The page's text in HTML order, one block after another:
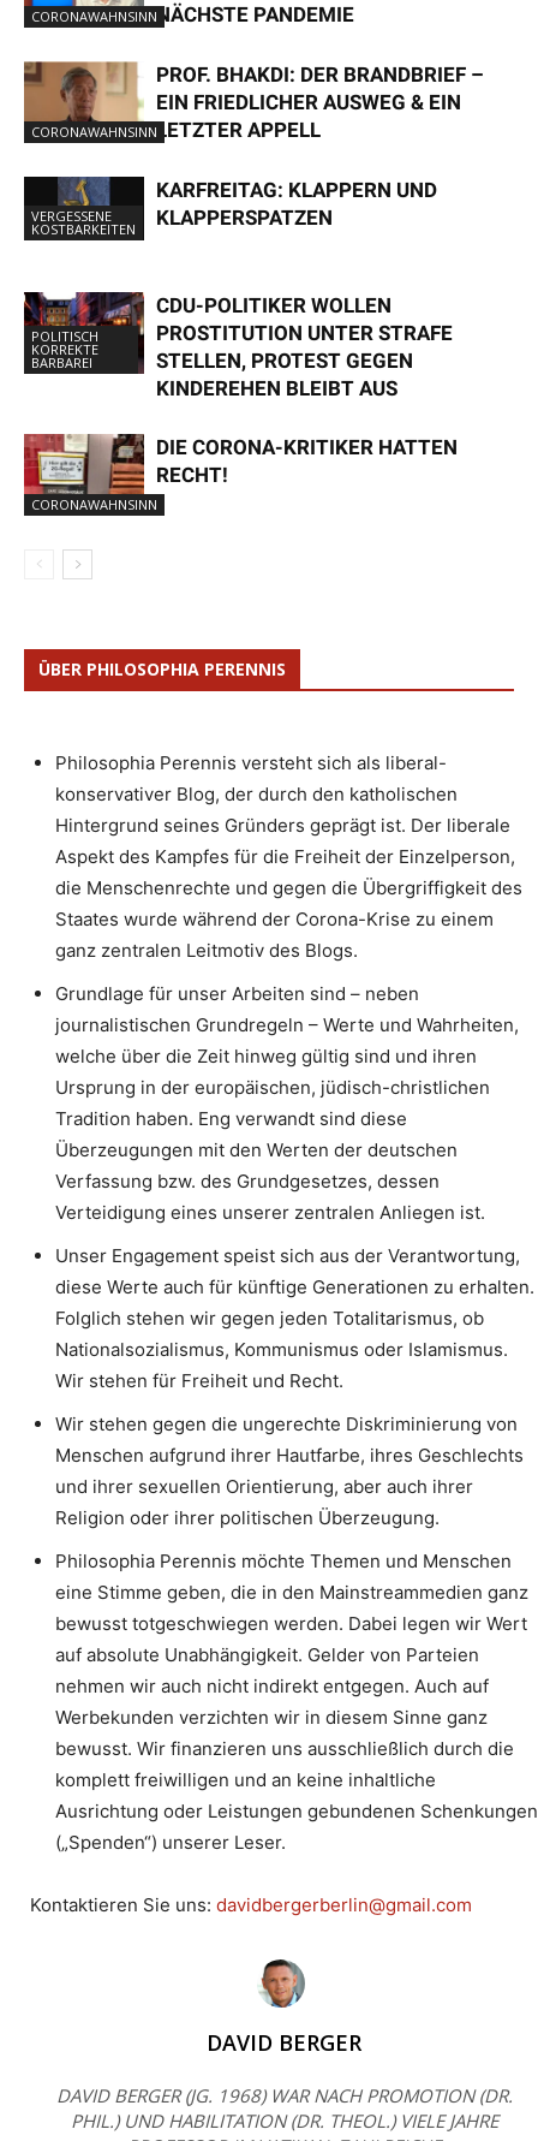
CORONAWAHNSINNNÄCHSTE PANDEMIE
CORONAWAHNSINN
PROF. BHAKDI: DER BRANDBRIEF –
EIN FRIEDLICHER AUSWEG & EIN
LETZTER APPELL
VERGESSENE
KOSTBARKEITEN
KARFREITAG: KLAPPERN UND
KLAPPERSPATZEN
POLITISCH
KORREKTE
BARBAREI
CDU-POLITIKER WOLLEN
PROSTITUTION UNTER STRAFE
STELLEN, PROTEST GEGEN
KINDEREHEN BLEIBT AUS
CORONAWAHNSINN
DIE CORONA-KRITIKER HATTEN
RECHT!
ÜBER PHILOSOPHIA PERENNIS
Philosophia Perennis versteht sich als liberal-
konservativer Blog, der durch den katholischen
Hintergrund seines Gründers geprägt ist. Der liberale
Aspekt des Kampfes für die Freiheit der Einzelperson,
die Menschenrechte und gegen die Übergriffigkeit des
Staates wurde während der Corona-Krise zu einem
ganz zentralen Leitmotiv des Blogs.
Grundlage für unser Arbeiten sind – neben
journalistischen Grundregeln – Werte und Wahrheiten,
welche über die Zeit hinweg gültig sind und ihren
Ursprung in der europäischen, jüdisch-christlichen
Tradition haben. Eng verwandt sind diese
Überzeugungen mit den Werten der deutschen
Verfassung bzw. des Grundgesetzes, dessen
Verteidigung eines unserer zentralen Anliegen ist.
Unser Engagement speist sich aus der Verantwortung,
diese Werte auch für künftige Generationen zu erhalten.
Folglich stehen wir gegen jeden Totalitarismus, ob
Nationalsozialismus, Kommunismus oder Islamismus.
Wir stehen für Freiheit und Recht.
Wir stehen gegen die ungerechte Diskriminierung von
Menschen aufgrund ihrer Hautfarbe, ihres Geschlechts
und ihrer sexuellen Orientierung, aber auch ihrer
Religion oder ihrer politischen Überzeugung.
Philosophia Perennis möchte Themen und Menschen
eine Stimme geben, die in den Mainstreammedien ganz
bewusst totgeschwiegen werden. Dabei legen wir Wert
auf absolute Unabhängigkeit. Gelder von Parteien
nehmen wir auch nicht indirekt entgegen. Auch auf
Werbekunden verzichten wir in diesem Sinne ganz
bewusst. Wir finanzieren uns ausschließlich durch die
komplett freiwilligen und an keine inhaltliche
Ausrichtung oder Leistungen gebundenen Schenkungen
(„Spenden“) unserer Leser.
Kontaktieren Sie uns: davidbergerberlin@gmail.com
DAVID BERGER
DAVID BERGER (JG. 1968) WAR NACH PROMOTION (DR.
PHIL.) UND HABILITATION (DR. THEOL.) VIELE JAHRE